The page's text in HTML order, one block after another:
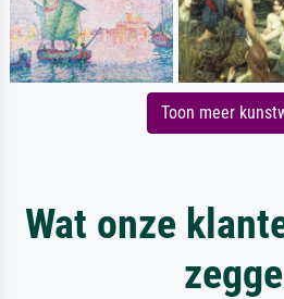
Toon meer
Wat onze